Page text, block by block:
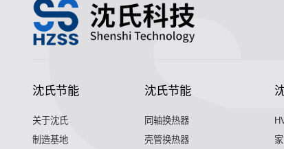
沈氏节能
关于沈氏
制造基地
沈氏节能
同轴换热器
壳管换热器